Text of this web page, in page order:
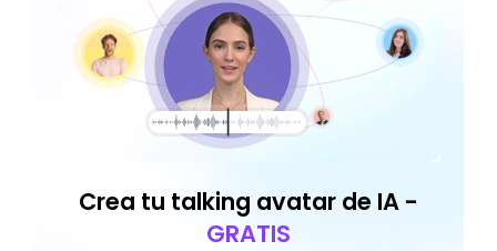
Crea tu talking avatar de IA -
GRATIS